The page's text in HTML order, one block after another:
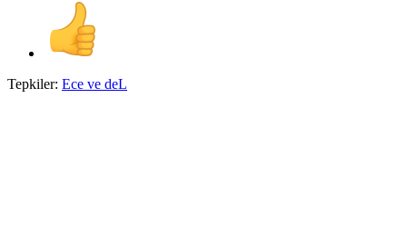
Tepkiler: Ece ve deL